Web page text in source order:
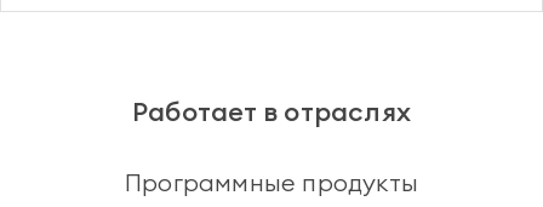
Работает в отраслях
Программные продукты